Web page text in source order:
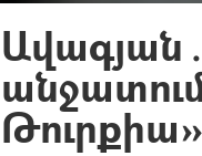
անջատում
Թուրքիա»